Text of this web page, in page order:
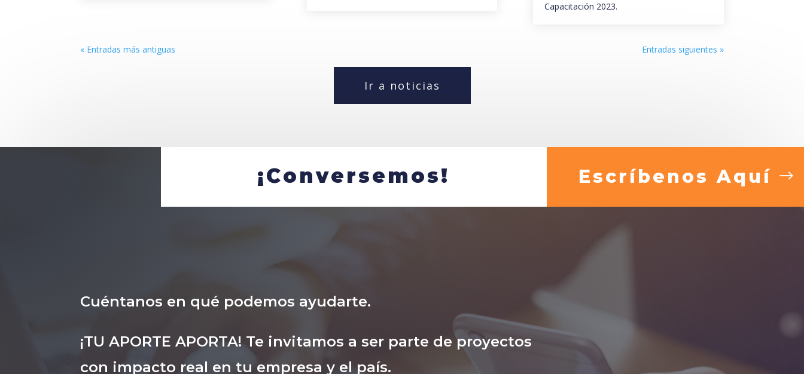
Capacitación 2023.
« Entradas más antiguas Entradas siguientes »
Ir a noticias
¡Conversemos! Escríbenos Aquí
Cuéntanos en qué podemos ayudarte.
¡TU APORTE APORTA! Te invitamos a ser parte de proyectos
con impacto real en tu empresa y el país.